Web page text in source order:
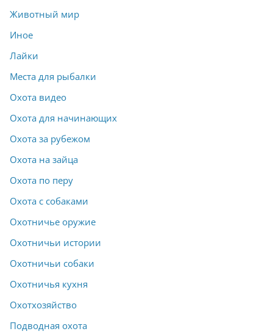
Животный мир
Иное
Лайки
Места для рыбалки
Охота видео
Охота для начинающих
Охота за рубежом
Охота на зайца
Охота по перу
Охота с собаками
Охотничье оружие
Охотничьи истории
Охотничьи собаки
Охотничья кухня
Охотхозяйство
Подводная охота